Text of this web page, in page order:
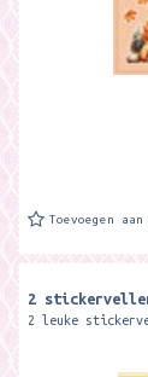
Toevoegen
2 stickervellen
2 leuke